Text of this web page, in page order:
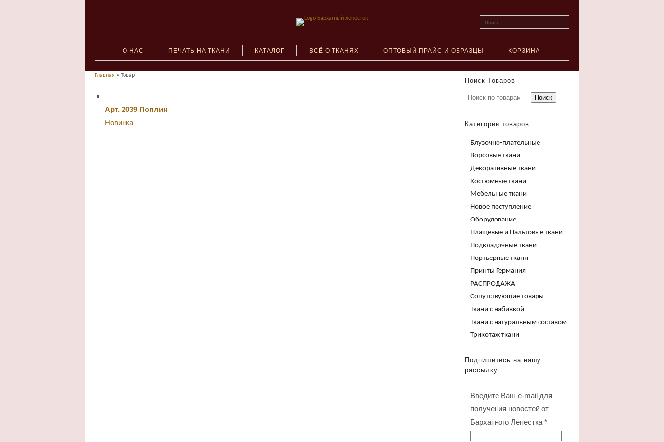
Поиск
О НАС ПЕЧАТЬ НА ТКАНИ КАТАЛОГ ВСЁ О ТКАНЯХ ОПТОВЫЙ ПРАЙС И ОБРАЗЦЫ КОРЗИНА
Главная » Товар
Арт. 2039 Поплин
Новинка
Поиск Товаров
Поиск
Категории товаров
Блузочно-плательные
Ворсовые ткани
Декоративные ткани
Костюмные ткани
Мебельные ткани
Новое поступление
Оборудование
Плащевые и Пальтовые ткани
Подкладочные ткани
Портьерные ткани
Принты Германия
РАСПРОДАЖА
Сопутствующие товары
Ткани с набивкой
Ткани с натуральным составом
Трикотаж ткани
Подпишитесь на нашу
рассылку
Введите Ваш e-mail для
получения новостей от
Бархатного Лепестка *